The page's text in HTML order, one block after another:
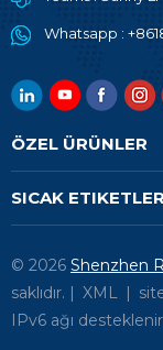
Whatsapp :
ÖZEL ÜRÜNLER
SICAK ETIKETLER
© 2026 Shenzhen
saklıdır. | XML |
IPv6 ağı desteklenir